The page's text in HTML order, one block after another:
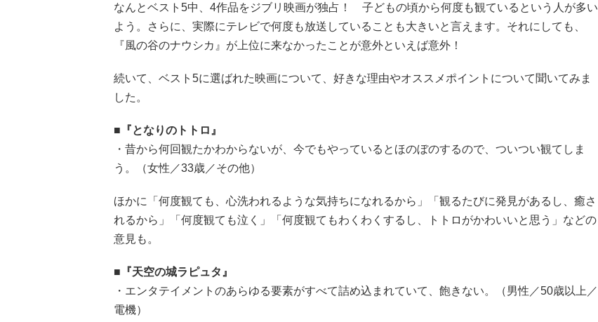
なんとベスト5中、4作品をジブリ映画が独占！ 子どもの頃から何度も観ているという人が多い
よう。さらに、実際にテレビで何度も放送していることも大きいと言えます。それにしても、
『風の谷のナウシカ』が上位に来なかったことが意外といえば意外！
続いて、ベスト5に選ばれた映画について、好きな理由やオススメポイントについて聞いてみま
した。
■『となりのトトロ』
・昔から何回観たかわからないが、今でもやっているとほのぼのするので、ついつい観てしま
う。（女性／33歳／その他）
ほかに「何度観ても、心洗われるような気持ちになれるから」「観るたびに発見があるし、癒さ
れるから」「何度観ても泣く」「何度観てもわくわくするし、トトロがかわいいと思う」などの
意見も。
■『天空の城ラピュタ』
・エンタテイメントのあらゆる要素がすべて詰め込まれていて、飽きない。（男性／50歳以上／
電機）